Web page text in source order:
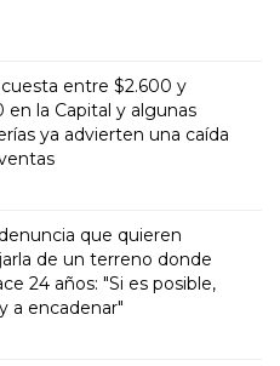
entre $2.600 y
en la Capital y algunas
ya advierten una caída
que quieren
de un terreno donde
24 años: "Si es posible,
a encadenar"